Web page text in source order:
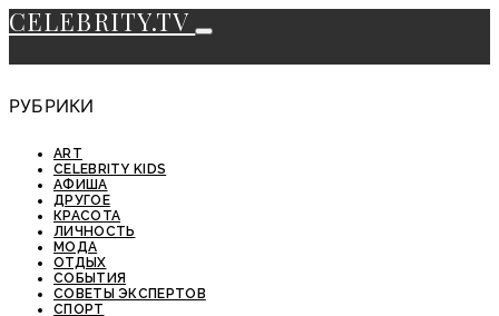
CELEBRITY.TV
РУБРИКИ
ART
CELEBRITY KIDS
АФИША
ДРУГОЕ
КРАСОТА
ЛИЧНОСТЬ
МОДА
ОТДЫХ
СОБЫТИЯ
СОВЕТЫ ЭКСПЕРТОВ
СПОРТ